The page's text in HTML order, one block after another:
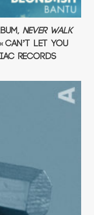
Never Walk
Let You
Records